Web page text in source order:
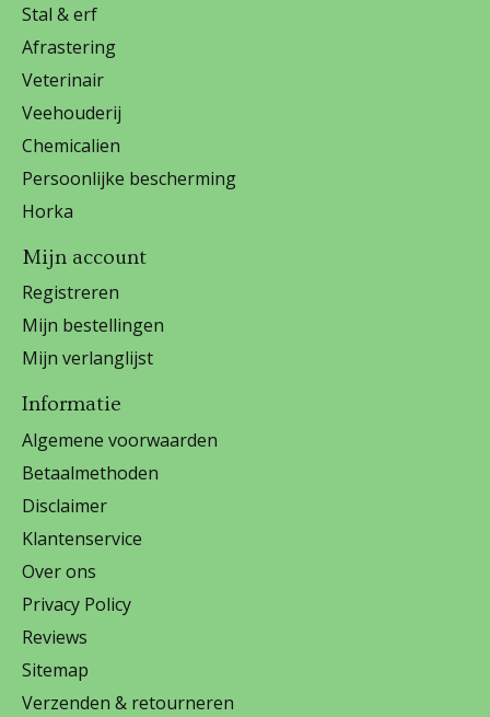
Stal & erf
Afrastering
Veterinair
Veehouderij
Chemicalien
Persoonlijke bescherming
Horka
Mijn account
Registreren
Mijn bestellingen
Mijn verlanglijst
Informatie
Algemene voorwaarden
Betaalmethoden
Disclaimer
Klantenservice
Over ons
Privacy Policy
Reviews
Sitemap
Verzenden & retourneren